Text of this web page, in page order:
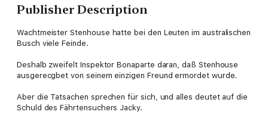
Publisher Description
Wachtmeister Stenhouse hatte bei den Leuten im australischen
Busch viele Feinde.
Deshalb zweifelt Inspektor Bonaparte daran, daß Stenhouse
ausgerecgbet von seinem einzigen Freund ermordet wurde.
Aber die Tatsachen sprechen für sich, und alles deutet auf die
Schuld des Fährtensuchers Jacky.